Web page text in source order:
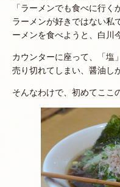
「ラーメンでも食べに行
ラーメンが好きではない私
ーメンを食べようと、白川
カウンターに座って、「塩
売り切れてしまい、醤油し
そんなわけで、初めてここ